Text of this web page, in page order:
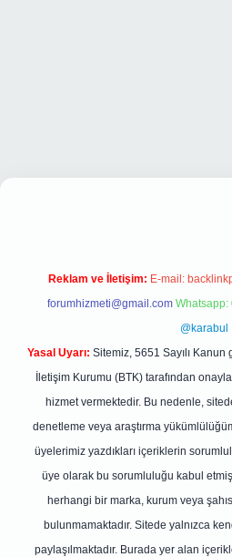
giriş
Reklam ve İletişim: E-mail:
forumhizmeti@gmail.com Whatsapp:
@karabul
Yasal Uyarı: Sitemiz, 5651 Sayılı
İletişim Kurumu (BTK) tarafından
hizmet vermektedir. Bu nedenle,
denetleme veya araştırma
üyelerimiz yazdıkları içeriklerin
üye olarak bu sorumluluğu kabul
herhangi bir marka, kurum veya
bulunmamaktadır. Sitede yalnızca
paylaşılmaktadır. Burada yer alan